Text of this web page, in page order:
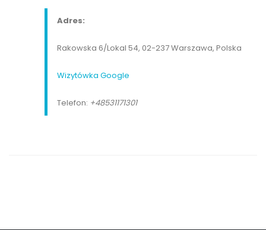
Adres:
Rakowska 6/Lokal 54, 02-237 Warszawa, Polska
Wizytówka Google
Telefon: +48531171301